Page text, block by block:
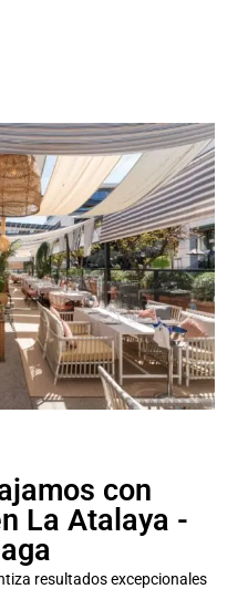
con
La Atalaya -
resultados excepcionales